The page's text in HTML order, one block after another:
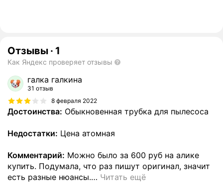
Отзывы · 1
Как Яндекс проверяет отзывы
галка галкина
31 отзыв
8 февраля 2022
Достоинства: Обыкновенная трубка для пылесоса
Недостатки: Цена атомная
Комментарий: Можно было за 600 руб на алике
купить. Подумала, что раз пишут оригинал, значит
есть разные нюансы.… Читать ещё